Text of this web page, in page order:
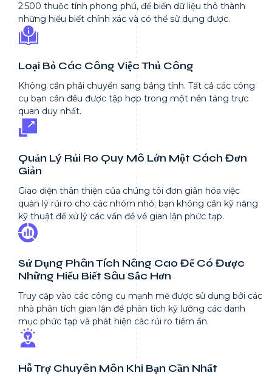
2.500 thuộc tính phong phú, để biến dữ liệu thô thành
những hiểu biết chính xác và có thể sử dụng được.
Loại Bỏ Các Công Việc Thủ Công
Không cần phải chuyển sang bảng tính. Tất cả các công
cụ bạn cần đều được tập hợp trong một nền tảng trực
quan duy nhất.
Quản Lý Rủi Ro Quy Mô Lớn Một Cách Đơn
Giản
Giao diện thân thiện của chúng tôi đơn giản hóa việc
quản lý rủi ro cho các nhóm nhỏ; bạn không cần kỹ năng
kỹ thuật để xử lý các vấn đề về gian lận phức tạp.
Sử Dụng Phân Tích Nâng Cao Để Có Được
Những Hiểu Biết Sâu Sắc Hơn
Truy cập vào các công cụ mạnh mẽ được sử dụng bởi các
nhà phân tích gian lận để phân tích kỹ lưỡng các danh
mục phức tạp và phát hiện các rủi ro tiềm ẩn.
Hỗ Trợ Chuyên Môn Khi Bạn Cần Nhất